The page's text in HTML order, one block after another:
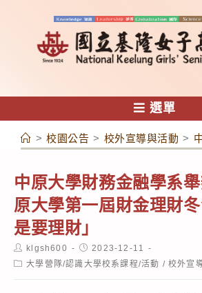
容
選單
> 校園公告 > 校外宣導與活動 >
中原大學財務金融學系
原大學第一屆財金理財
是要理財」
Post
author:
klgsh600
Post
published:
2023-12-11
Post大學營隊/認識大學校系課程/活動 / 校外宣